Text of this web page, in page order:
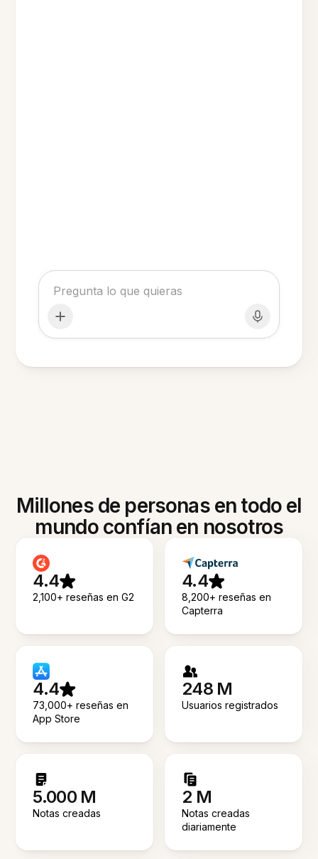
Millones de personas en todo el
mundo confían en nosotros
4.4
2,100+ reseñas en G2
4.4
8,200+ reseñas en
Capterra
4.4
73,000+ reseñas en
App Store
248 M
Usuarios registrados
5.000 M
Notas creadas
2 M
Notas creadas
diariamente